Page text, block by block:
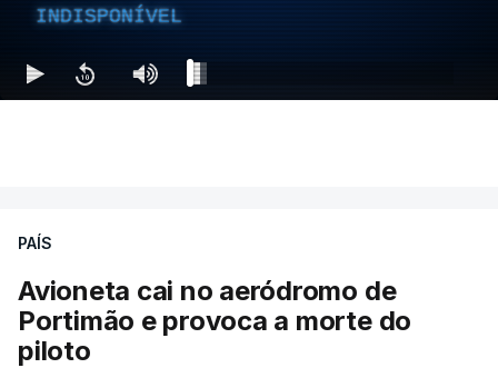
INDISPONÍVEL
PAÍS
Avioneta cai no aeródromo de
Portimão e provoca a morte do
piloto